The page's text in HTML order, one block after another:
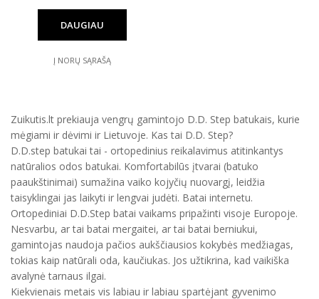
DAUGIAU
Į NORŲ SĄRAŠĄ
Zuikutis.lt prekiauja vengrų gamintojo D.D. Step batukais, kurie
mėgiami ir dėvimi ir Lietuvoje. Kas tai D.D. Step?
D.D.step batukai tai - ortopedinius reikalavimus atitinkantys
natūralios odos batukai. Komfortabilūs įtvarai (batuko
paaukštinimai) sumažina vaiko kojyčių nuovargį, leidžia
taisyklingai jas laikyti ir lengvai judėti. Batai internetu.
Ortopediniai D.D.Step batai vaikams pripažinti visoje Europoje.
Nesvarbu, ar tai batai mergaitei, ar tai batai berniukui,
gamintojas naudoja pačios aukščiausios kokybės medžiagas,
tokias kaip natūrali oda, kaučiukas. Jos užtikrina, kad vaikiška
avalynė tarnaus ilgai.
Kiekvienais metais vis labiau ir labiau spartėjant gyvenimo